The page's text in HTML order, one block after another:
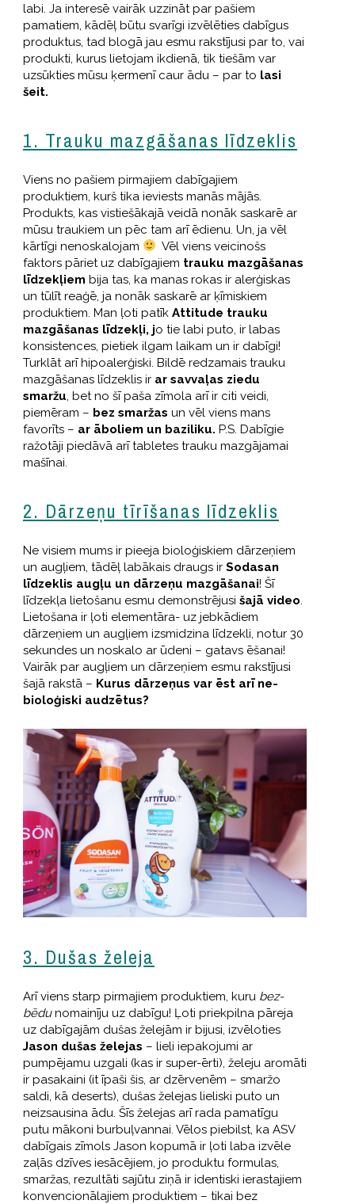
labi. Ja interesē vairāk uzzināt par pašiem
pamatiem, kādēļ būtu svarīgi izvēlēties dabīgus
produktus, tad blogā jau esmu rakstījusi par to, vai
produkti, kurus lietojam ikdienā, tik tiešām var
uzsūkties mūsu ķermenī caur ādu – par to lasi
šeit.
1. Trauku mazgāšanas līdzeklis
Viens no pašiem pirmajiem dabīgajiem
produktiem, kurš tika ieviests manās mājās.
Produkts, kas vistiešākajā veidā nonāk saskarē ar
mūsu traukiem un pēc tam arī ēdienu. Un, ja vēl
kārtīgi nenoskalojam
Vēl viens veicinošs
faktors pāriet uz dabīgajiem trauku mazgāšanas
līdzekļiem bija tas, ka manas rokas ir alerģiskas
un tūlīt reaģē, ja nonāk saskarē ar ķīmiskiem
produktiem. Man ļoti patīkAttitude trauku
mazgāšanas līdzekļi, jo tie labi puto, ir labas
konsistences, pietiek ilgam laikam un ir dabīgi!
Turklāt arī hipoalerģiski. Bildē redzamais trauku
mazgāšanas līdzeklis ir ar savvaļas ziedu
smaržu, bet no šī paša zīmola arī ir citi veidi,
piemēram – bez smaržas un vēl viens mans
favorīts – ar āboliem un baziliku. P.S. Dabīgie
ražotāji piedāvā arī tabletes trauku mazgājamai
mašīnai.
2. Dārzeņu tīrīšanas līdzeklis
Ne visiem mums ir pieeja bioloģiskiem dārzeņiem
un augļiem, tādēļ labākais draugs ir Sodasan
līdzeklis augļu un dārzeņu mazgāšanai! Šī
līdzekļa lietošanu esmu demonstrējusi šajā video.
Lietošana ir ļoti elementāra- uz jebkādiem
dārzeņiem un augļiem izsmidzina līdzekli, notur 30
sekundes un noskalo ar ūdeni – gatavs ēšanai!
Vairāk par augļiem un dārzeņiem esmu rakstījusi
šajā rakstā – Kurus dārzeņus var ēst arī ne-
bioloģiski audzētus?
3. Dušas želeja
Arī viens starp pirmajiem produktiem, kuru bez-
bēdunomainīju uz dabīgu! Ļoti priekpilna pāreja
uz dabīgajām dušas želejām ir bijusi, izvēloties
Jason dušas želejas – lieli iepakojumi ar
pumpējamu uzgali (kas ir super-ērti), želeju aromāti
ir pasakaini (it īpaši šis, ar dzērvenēm – smaržo
saldi, kā deserts), dušas želejas lieliski puto un
neizsausina ādu. Šīs želejas arī rada pamatīgu
putu mākoni burbuļvannai. Vēlos piebilst, ka ASV
dabīgais zīmols Jason kopumā ir ļoti laba izvēle
zaļās dzīves iesācējiem, jo produktu formulas,
smaržas, rezultāti sajūtu ziņā ir identiski ierastajiem
konvencionālajiem produktiem – tikai bez